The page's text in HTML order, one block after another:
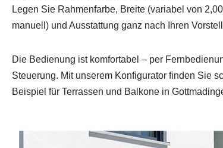
Legen Sie Rahmenfarbe, Breite (variabel von
manuell) und Ausstattung ganz nach Ihren
Die Bedienung ist komfortabel – per
Steuerung. Mit unserem Konfigurator finden Sie
Beispiel für Terrassen und Balkone in